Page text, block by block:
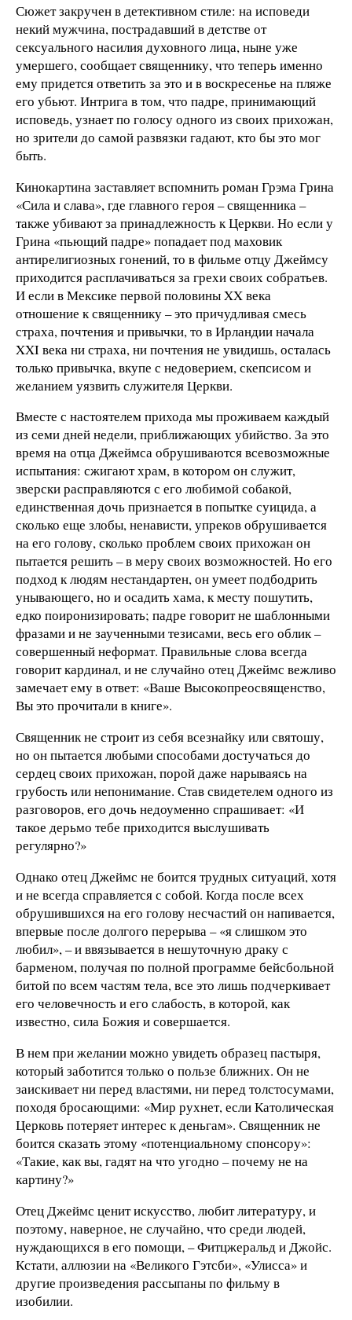
Сюжет закручен в детективном стиле: на исповеди
некий мужчина, пострадавший в детстве от
сексуального насилия духовного лица, ныне уже
умершего, сообщает священнику, что теперь именно
ему придется ответить за это и в воскресенье на пляже
его убьют. Интрига в том, что падре, принимающий
исповедь, узнает по голосу одного из своих прихожан,
но зрители до самой развязки гадают, кто бы это мог
быть.
Кинокартина заставляет вспомнить роман Грэма Грина
«Сила и слава», где главного героя – священника –
также убивают за принадлежность к Церкви. Но если у
Грина «пьющий падре» попадает под маховик
антирелигиозных гонений, то в фильме отцу Джеймсу
приходится расплачиваться за грехи своих собратьев.
И если в Мексике первой половины XX века
отношение к священнику – это причудливая смесь
страха, почтения и привычки, то в Ирландии начала
XXI века ни страха, ни почтения не увидишь, осталась
только привычка, вкупе с недоверием, скепсисом и
желанием уязвить служителя Церкви.
Вместе с настоятелем прихода мы проживаем каждый
из семи дней недели, приближающих убийство. За это
время на отца Джеймса обрушиваются всевозможные
испытания: сжигают храм, в котором он служит,
зверски расправляются с его любимой собакой,
единственная дочь признается в попытке суицида, а
сколько еще злобы, ненависти, упреков обрушивается
на его голову, сколько проблем своих прихожан он
пытается решить – в меру своих возможностей. Но его
подход к людям нестандартен, он умеет подбодрить
унывающего, но и осадить хама, к месту пошутить,
едко поиронизировать; падре говорит не шаблонными
фразами и не заученными тезисами, весь его облик –
совершенный неформат. Правильные слова всегда
говорит кардинал, и не случайно отец Джеймс вежливо
замечает ему в ответ: «Ваше Высокопреосвященство,
Вы это прочитали в книге».
Священник не строит из себя всезнайку или святошу,
но он пытается любыми способами достучаться до
сердец своих прихожан, порой даже нарываясь на
грубость или непонимание. Став свидетелем одного из
разговоров, его дочь недоуменно спрашивает: «И
такое дерьмо тебе приходится выслушивать
регулярно?»
Однако отец Джеймс не боится трудных ситуаций, хотя
и не всегда справляется с собой. Когда после всех
обрушившихся на его голову несчастий он напивается,
впервые после долгого перерыва – «я слишком это
любил», – и ввязывается в нешуточную драку с
барменом, получая по полной программе бейсбольной
битой по всем частям тела, все это лишь подчеркивает
его человечность и его слабость, в которой, как
известно, сила Божия и совершается.
В нем при желании можно увидеть образец пастыря,
который заботится только о пользе ближних. Он не
заискивает ни перед властями, ни перед толстосумами,
походя бросающими: «Мир рухнет, если Католическая
Церковь потеряет интерес к деньгам». Священник не
боится сказать этому «потенциальному спонсору»:
«Такие, как вы, гадят на что угодно – почему не на
картину?»
Отец Джеймс ценит искусство, любит литературу, и
поэтому, наверное, не случайно, что среди людей,
нуждающихся в его помощи, – Фитцжеральд и Джойс.
Кстати, аллюзии на «Великого Гэтсби», «Улисса» и
другие произведения рассыпаны по фильму в
изобилии.